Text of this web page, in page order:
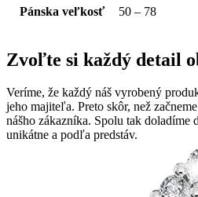
Pánska veľkosť 50 – 78
Zvoľte si každý detail
Veríme, že každý náš vyrobený
jeho majiteľa. Preto skôr, než
nášho zákazníka. Spolu tak doladíme
unikátne a podľa predstáv.